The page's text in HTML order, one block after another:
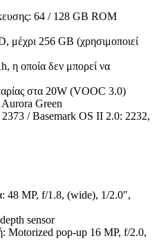
64 / 128 GB ROM
μέχρι 256 GB (χρησιμοποιεί
η οποία δεν μπορεί να
στα 20W (VOOC 3.0)
Green
/ Basemark OS II 2.0: 2232,
48 MP, f/1.8, (wide), 1/2.0″,
sensor
Motorized pop-up 16 MP, f/2.0,